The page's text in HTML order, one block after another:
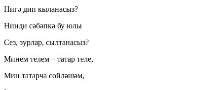
Нигә дип кыланасыз?
Нинди сәбәпкә бу юлы
Сез, зурлар, сылтанасыз?
Минем телем – татар теле,
Мин татарча сөйләшәм,